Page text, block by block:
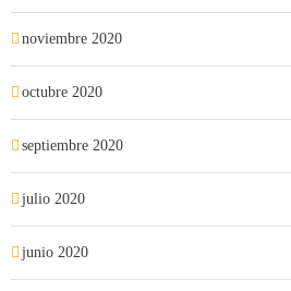
noviembre 2020
octubre 2020
septiembre 2020
julio 2020
junio 2020